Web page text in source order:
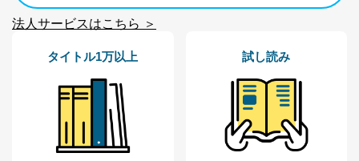
パートナー（提携
企業）からの委託
定期購読サービス
個人情報
購入商品配送のため
提携企業及びお客様がご購入され
に関するご案内のため
SNS公式アカウン
トに登録された方
当社のサービス利用状況の把握お
お問い合わせ対応、トラブル対
処、オペレーター教育など応対品
法人サービスはこちら ＞
タイトル1万以上 試し読み